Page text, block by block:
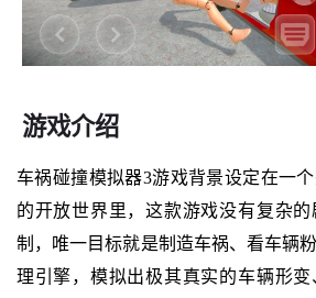
游戏介绍
车祸碰撞模拟器3游戏背景设定在一
的开放世界里，这款游戏没有复杂
制，唯一目标就是制造车祸、看车辆
理引擎，模拟出极其真实的车辆形